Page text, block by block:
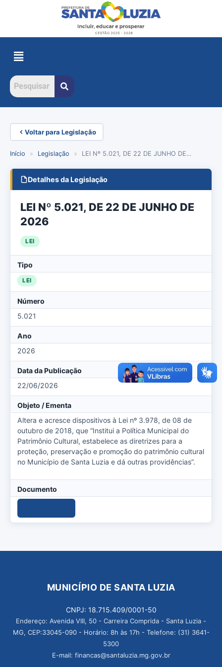
Voltar para Legislação
Início » Legislação » LEI Nº 5.021, DE 22 DE JUNHO DE…
Detalhes da Legislação
LEI Nº 5.021, DE 22 DE JUNHO DE
2026
LEI
Tipo
LEI
Número
5.021
Ano
2026
Data da Publicação
22/06/2026
Objeto / Ementa
Altera e acresce dispositivos à Lei nº 3.978, de 08 de
outubro de 2018, que “Institui a Política Municipal do
Patrimônio Cultural, estabelece as diretrizes para a
proteção, preservação e promoção do patrimônio cultural
no Município de Santa Luzia e dá outras providências”.
Documento
MUNICÍPIO DE SANTA LUZIA
CNPJ: 18.715.409/0001-50
Endereço: Avenida VIII, 50 - Carreira Comprida - Santa Luzia -
MG, CEP:33045-090 - Horário: 8h às 17h - Telefone: (31) 3641-
5300
E-mail: financas@santaluzia.mg.gov.br